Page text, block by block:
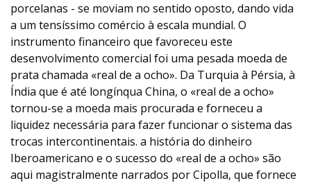
porcelanas - se moviam no sentido oposto, dando vida
a um tensíssimo comércio à escala mundial. O
instrumento financeiro que favoreceu este
desenvolvimento comercial foi uma pesada moeda de
prata chamada «real de a ocho». Da Turquia à Pérsia, à
Índia que é até longínqua China, o «real de a ocho»
tornou-se a moeda mais procurada e forneceu a
liquidez necessária para fazer funcionar o sistema das
trocas intercontinentais. a história do dinheiro
Iberoamericano e o sucesso do «real de a ocho» são
aqui magistralmente narrados por Cipolla, que fornece